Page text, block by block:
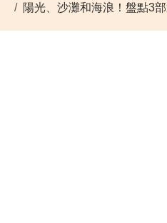
陽光、沙灘和海浪！盤點3